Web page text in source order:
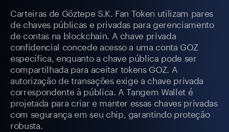
Carteiras de Göztepe S.K. Fan Token utilizam pares
de chaves públicas e privadas para gerenciamento
de contas na blockchain. A chave privada
confidencial concede acesso a uma conta GOZ
específica, enquanto a chave pública pode ser
compartilhada para aceitar tokens GOZ. A
autorização de transações exige a chave privada
correspondente à pública. A Tangem Wallet é
projetada para criar e manter essas chaves privadas
com segurança em seu chip, garantindo proteção
robusta.